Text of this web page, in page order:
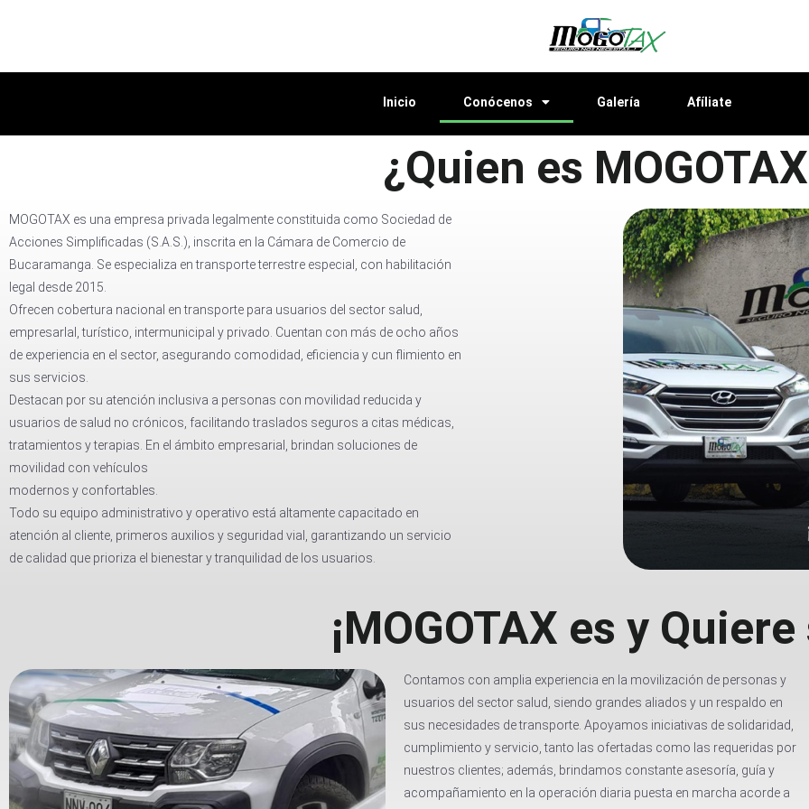
Inicio Conócenos Galería Afíliate
¿Quien es
MOGOTAX es una empresa privada legalmente constituida como Sociedad de
Acciones Simplificadas (S.A.S.), inscrita en la Cámara de Comercio de
Bucaramanga. Se especializa en transporte terrestre especial, con habilitación
legal desde 2015.
Ofrecen cobertura nacional en transporte para usuarios del sector salud,
empresarlal, turístico, intermunicipal y privado. Cuentan con más de ocho años
de experiencia en el sector, asegurando comodidad, eficiencia y cun flimiento en
sus servicios.
Destacan por su atención inclusiva a personas con movilidad reducida y
usuarios de salud no crónicos, facilitando traslados seguros a citas médicas,
tratamientos y terapias. En el ámbito empresarial, brindan soluciones de
movilidad con vehículos
modernos y confortables.
Todo su equipo administrativo y operativo está altamente capacitado en
atención al cliente, primeros auxilios y seguridad vial, garantizando un servicio
de calidad que prioriza el bienestar y tranquilidad de los usuarios.
¡MOGOTAX es y
Contamos con amplia experiencia en la movilización de personas y
usuarios del sector salud, siendo grandes aliados y un respaldo en
sus necesidades de transporte. Apoyamos iniciativas de solidaridad,
cumplimiento y servicio, tanto las ofertadas como las requeridas por
nuestros clientes; además, brindamos constante asesoría, guía y
acompañamiento en la operación diaria puesta en marcha acorde a